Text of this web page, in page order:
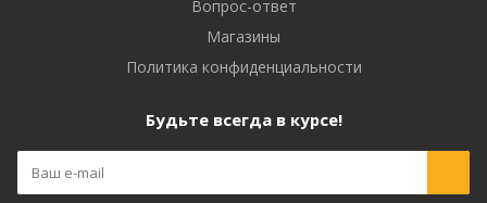
Вопрос-ответ
Магазины
Политика конфиденциальности
Будьте всегда в курсе!